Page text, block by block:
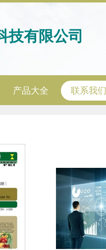
技有限公司
产品大全 联系我们